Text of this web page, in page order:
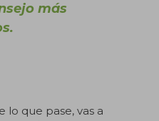
más
lo que pase, vas a